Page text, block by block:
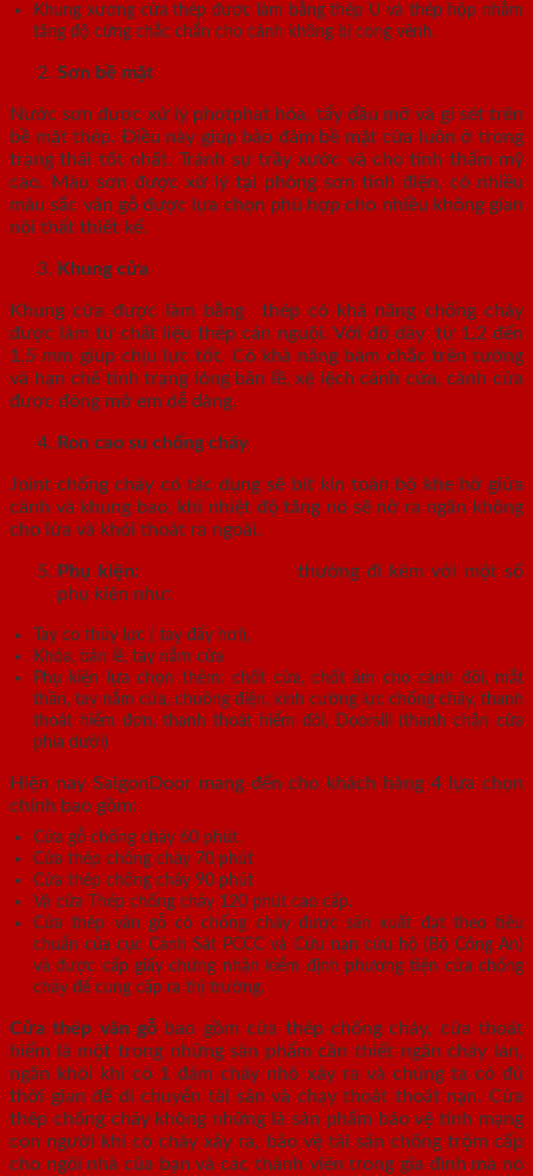
Khung xương cửa thép được làm bằng thép U và thép hộp nhằm
tăng độ cứng chắc chắn cho cánh không bị cong vênh.
Sơn bề mặt
Nước sơn được xử lý photphat hóa, tẩy dầu mỡ và gỉ sét trên
bề mặt thép. Điều này giúp bảo đảm bề mặt cửa luôn ở trong
trạng thái tốt nhất. Tránh sự trầy xước và cho tính thẩm mỹ
cao. Màu sơn được xử lý tại phòng sơn tĩnh điện, có nhiều
màu sắc vân gỗ được lựa chọn phù hợp cho nhiều không gian
nội thất thiết kế.
Khung cửa
Khung cửa được làm bằng thép có khả năng chống cháy
được làm từ chất liệu thép cán nguội. Với độ dày từ 1,2 đến
1,5 mm giúp chịu lực tốt. Có khả năng bám chắc trên tường
và hạn chế tình trạng lỏng bản lề, xệ lệch cánh cửa, cánh cửa
được đóng mở em dễ dàng.
Ron cao su chống cháy
Joint chống cháy có tác dụng sẽ bít kín toàn bộ khe hở giữa
cánh và khung bao, khi nhiệt độ tăng nó sẽ nở ra ngăn không
cho lửa và khói thoát ra ngoài.
Phụ kiện:
thường đi kèm với một số
phụ kiện như:
Tay co thủy lực ( tay đẩy hơi),
Khóa, bản lề, tay nắm cửa
Phụ kiện lựa chọn thêm: chốt cửa, chốt âm cho cánh đôi, mắt
thần, tay nắm cửa, chuông điện, kính cường lực chống cháy, thanh
thoát hiểm đơn, thanh thoát hiểm đôi, Doorsill (thanh chặn cửa
phía dưới)
Hiện nay SaigonDoor mang đến cho khách hàng 4 lựa chọn
chính bao gồm:
Cửa gỗ chống cháy 60 phút.
Cửa thép chống cháy 70 phút
Cửa thép chống cháy 90 phút
Và cửa Thép chống cháy 120 phút cao cấp.
Cửa thép vân gỗ có chống cháy được sản xuất đạt theo tiêu
chuẩn của cục Cảnh Sát PCCC và Cứu nạn cứu hộ (Bộ Công An)
và được cấp giấy chứng nhận kiểm định phương tiện cửa chống
cháy để cung cấp ra thị trường.
Cửa thép vân gỗ bao gồm cửa thép chống cháy, cửa thoát
hiểm là một trong những sản phẩm cần thiết ngăn cháy lan,
ngăn khói khi có 1 đám cháy nhỏ xảy ra và chúng ta có đủ
thời gian để di chuyển tài sản và chạy thoát thoát nạn. Cửa
thép chống cháy không những là sản phẩm bảo vệ tính mạng
con người khi có cháy xảy ra, bảo vệ tài sản chống trộm cấp
cho ngôi nhà của bạn và các thành viên trong gia đình mà nó